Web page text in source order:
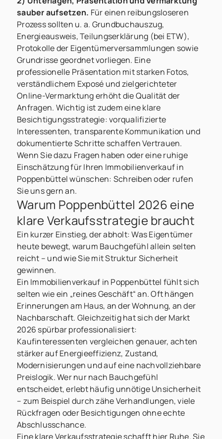
sauber aufsetzen. Für einen reibungsloseren
Prozess sollten u. a. Grundbuchauszug,
Energieausweis, Teilungserklärung (bei ETW),
Protokolle der Eigentümerversammlungen sowie
Grundrisse geordnet vorliegen. Eine
professionelle Präsentation mit starken Fotos,
verständlichem Exposé und zielgerichteter
Online-Vermarktung erhöht die Qualität der
Anfragen. Wichtig ist zudem eine klare
Besichtigungsstrategie: vorqualifizierte
Interessenten, transparente Kommunikation und
dokumentierte Schritte schaffen Vertrauen.
Wenn Sie dazu Fragen haben oder eine ruhige
Einschätzung für Ihren Immobilienverkauf in
Poppenbüttel wünschen: Schreiben oder rufen
Sie uns gern an.
Warum Poppenbüttel 2026 eine
klare Verkaufsstrategie braucht
Ein kurzer Einstieg, der abholt: Was Eigentümer
heute bewegt, warum Bauchgefühl allein selten
reicht – und wie Sie mit Struktur Sicherheit
gewinnen.
Ein Immobilienverkauf in Poppenbüttel fühlt sich
selten wie ein „reines Geschäft“ an. Oft hängen
Erinnerungen am Haus, an der Wohnung, an der
Nachbarschaft. Gleichzeitig hat sich der Markt
2026 spürbar professionalisiert:
Kaufinteressenten vergleichen genauer, achten
stärker auf Energieeffizienz, Zustand,
Modernisierungen und auf eine nachvollziehbare
Preislogik. Wer nur nach Bauchgefühl
entscheidet, erlebt häufig unnötige Unsicherheit
– zum Beispiel durch zähe Verhandlungen, viele
Rückfragen oder Besichtigungen ohne echte
Abschlusschance.
Eine klare Verkaufsstrategie schafft hier Ruhe. Sie